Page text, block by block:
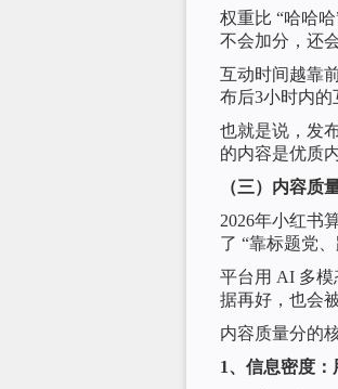
权重比 “哈哈
不会加分，还
互动时间越靠
布后3小时内的
也就是说，发
的内容是优质
（三）内容质
2026年小红书
了 “靠标题党
平台用 AI 多
据再好，也会
内容质量分的
1、信息密度